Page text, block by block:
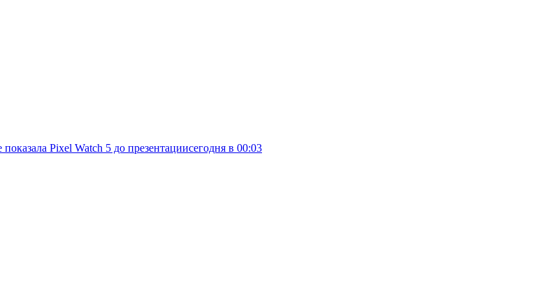
Pixel Watch 5 до презентациисегодня в 00:03